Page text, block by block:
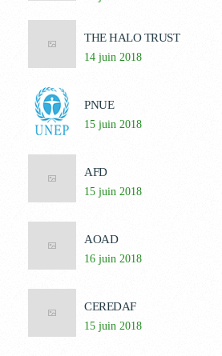
THE HALO TRUST
14 juin 2018
PNUE
15 juin 2018
AFD
15 juin 2018
AOAD
16 juin 2018
CEREDAF
15 juin 2018